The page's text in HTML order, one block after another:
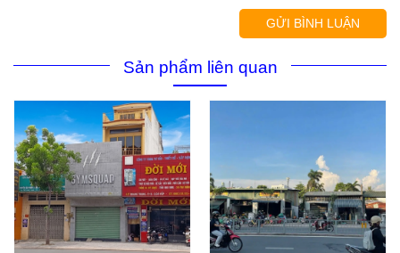
GỬI BÌNH LUẬN
Sản phẩm liên quan